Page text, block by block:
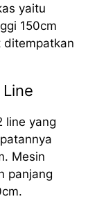
yaitu
150cm
ditempatkan
line yang
Mesin
panjang